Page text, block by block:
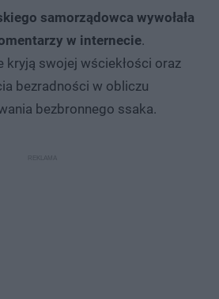
samorządowca wywołała
w internecie.
kryją swojej wściekłości oraz
bezradności w obliczu
bezbronnego ssaka.